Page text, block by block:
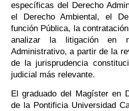
específicas del Derecho
el Derecho Ambiental, el
función Pública, la
analizar la litigación en
Administrativo, a partir de la
de la jurisprudencia
judicial más relevante.
El graduado del Magíster en
de la Pontificia Universidad